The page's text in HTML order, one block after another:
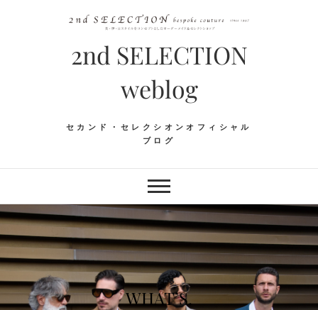
2nd SELECTION
weblog
セカンド・セレクシオンオフィシャル
ブログ
WHAT’S.